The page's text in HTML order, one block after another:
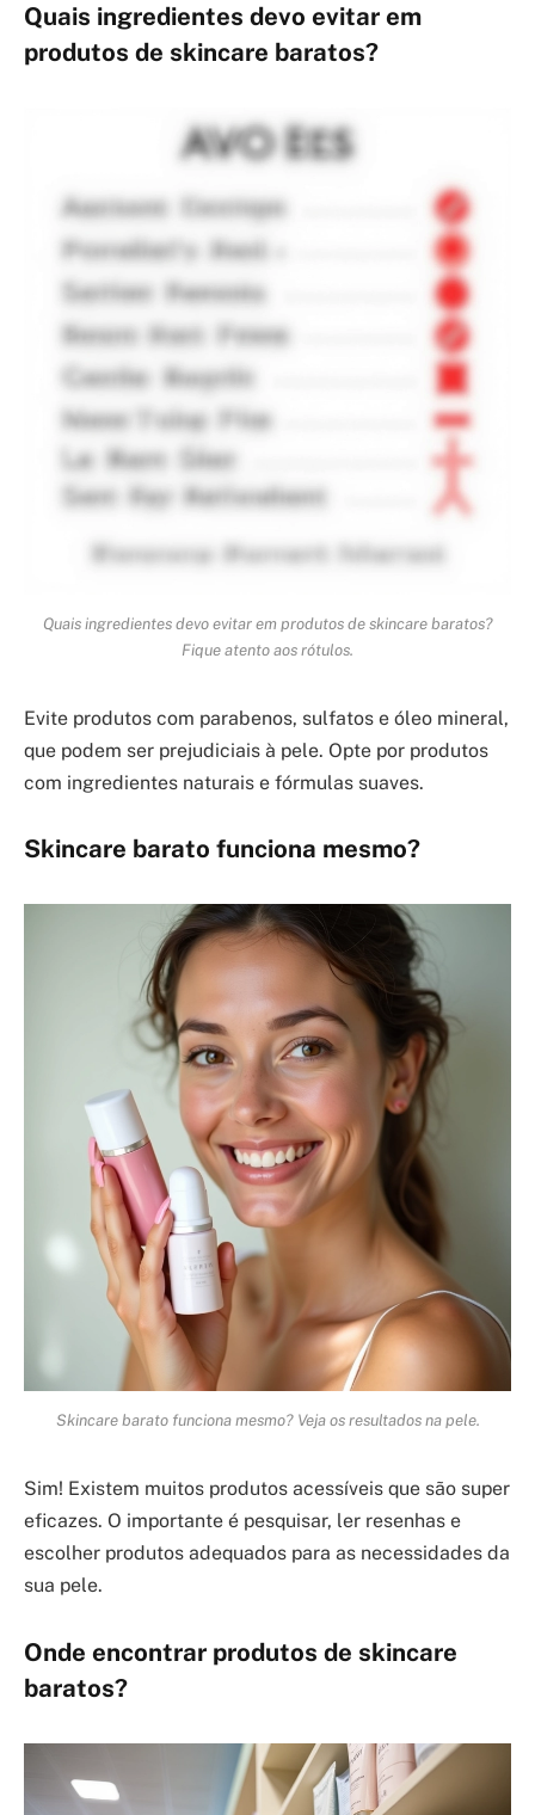
Quais ingredientes devo evitar em
produtos de skincare baratos?
Quais ingredientes devo evitar em produtos de skincare baratos?
Fique atento aos rótulos.
Evite produtos com parabenos, sulfatos e óleo mineral,
que podem ser prejudiciais à pele. Opte por produtos
com ingredientes naturais e fórmulas suaves.
Skincare barato funciona mesmo?
Skincare barato funciona mesmo? Veja os resultados na pele.
Sim! Existem muitos produtos acessíveis que são super
eficazes. O importante é pesquisar, ler resenhas e
escolher produtos adequados para as necessidades da
sua pele.
Onde encontrar produtos de skincare
baratos?